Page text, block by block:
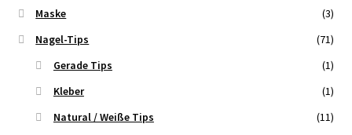
Maske
(3)
Nagel-Tips
(71)
Gerade Tips
(1)
Kleber
(1)
Natural / Weiße Tips
(11)